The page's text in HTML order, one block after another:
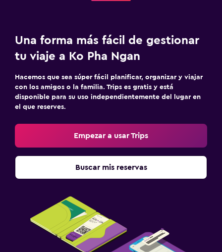
Una forma más fácil de gestionar
tu viaje a Ko Pha Ngan
Hacemos que sea súper fácil planificar, organizar y viajar
con los amigos o la familia. Trips es gratis y está
disponible para su uso independientemente del lugar en
el que reserves.
Empezar a usar Trips
Buscar mis reservas